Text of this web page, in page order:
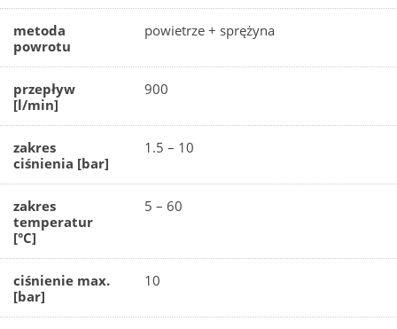
metoda
powrotu
powietrze + sprężyna
przepływ
[l/min]
900
zakres
ciśnienia [bar]
1.5 – 10
zakres
temperatur
[°C]
5 – 60
ciśnienie max.
[bar]
10